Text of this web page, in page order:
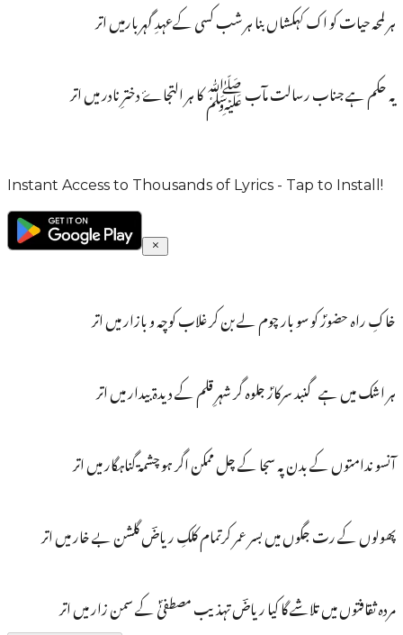
ہر لمحہ حیات کو اک کہکشاں بنا ہر شب کسی کےعہدِ گہربارمیں اتر
یہ حکم ہے جناب رسالت مآب ﷺ کا ہر التجاۓ دخترِ نادر میں اتر
Instant Access to Thousands of Lyrics - Tap to Install!
خاکِ راہ حضورؐ کو سو بار چوم لے بن کر غلاب کوچہ و بازار میں اتر
ہر اشک میں ہے گنبد سرکارؐ جلوہ گر شہرِ قلم کے دیدۃ بیدار میں اتر
آنسو ندامتوں کے بدن پہ سجا کے چل ممکن اگر ہو چشمۃ گناہگار میں اتر
پھولوں کے رت جگوں میں بسر عمر کرتمام کلکِ ریاضؔ گلشن بے خار میں اتر
مردہ ثقافتوں میں تلاشے گا کیا ریاضؔ تہذیب مصطفیٰؐ کے سمن زار میں اتر